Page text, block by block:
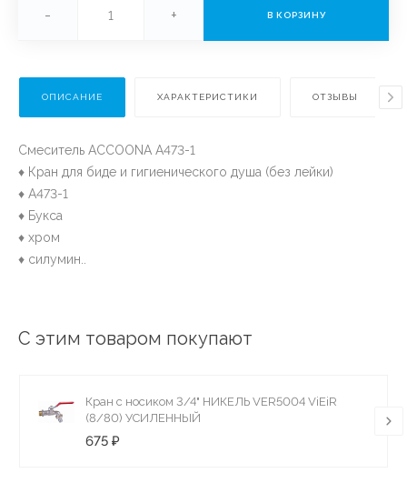
- + В КОРЗИНУ
ОПИСАНИЕ ХАРАКТЕРИСТИКИ ОТЗЫВЫ
Смеситель ACCOONA A473-1
♦ Кран для биде и гигиенического душа (без лейки)
♦ A473-1
♦ Букса
♦ хром
♦ силумин..
С этим товаром покупают
Кран с носиком 3/4" НИКЕЛЬ VER5004 ViEiR
(8/80) УСИЛЕННЫЙ
675 ₽